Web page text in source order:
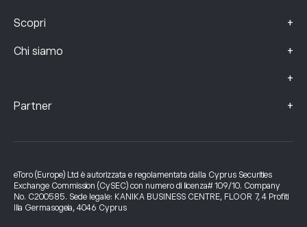
Scopri +
Chi siamo +
+
Partner +
eToro (Europe) Ltd è autorizzata e regolamentata dalla Cyprus Securities
Exchange Commission (CySEC) con numero di licenza# 109/10. Company
No. C200585. Sede legale: KANIKA BUSINESS CENTRE, FLOOR 7, 4 Profiti
Ilia Germasogeia, 4046 Cyprus